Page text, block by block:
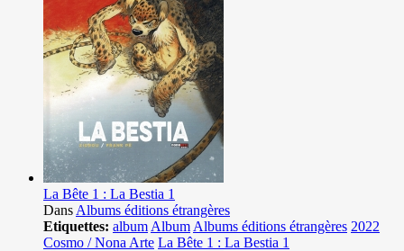
La Bête 1 : La Bestia 1
Dans Albums éditions étrangères
Etiquettes: album Album Albums éditions étrangères 2022
Cosmo / Nona Arte La Bête 1 : La Bestia 1